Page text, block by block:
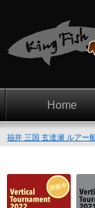
Home
福井 三国 玄達瀬 ルアー